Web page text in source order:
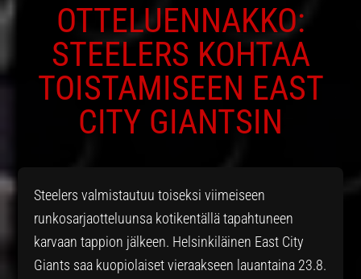
OTTELUENNAKKO:
STEELERS KOHTAA
TOISTAMISEEN EAST
CITY GIANTSIN
Steelers valmistautuu toiseksi viimeiseen
runkosarjaotteluunsa kotikentällä tapahtuneen
karvaan tappion jälkeen. Helsinkiläinen East City
Giants saa kuopiolaiset vieraakseen lauantaina 23.8.